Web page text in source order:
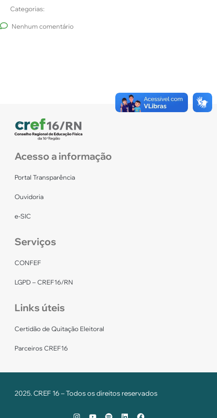
Categorias:
Nenhum comentário
Acesso a informação
Portal Transparência
Ouvidoria
e-SIC
Serviços
CONFEF
LGPD – CREF16/RN
Links úteis
Certidão de Quitação Eleitoral
Parceiros CREF16
2025. CREF 16 – Todos os direitos reservados